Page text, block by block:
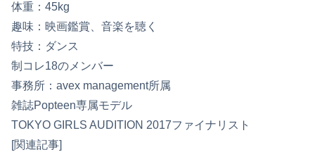
体重：45kg
趣味：映画鑑賞、音楽を聴く
特技：ダンス
制コレ18のメンバー
事務所：avex management所属
雑誌Popteen専属モデル
TOKYO GIRLS AUDITION 2017ファイナリスト
[関連記事]